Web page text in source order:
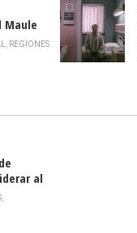
Maule
de la
, REGIONES
al
,